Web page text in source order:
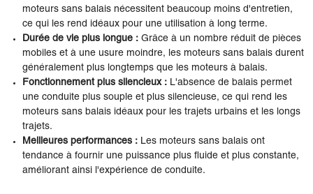
moteurs sans balais nécessitent beaucoup moins d'entretien,
ce qui les rend idéaux pour une utilisation à long terme.
Durée de vie plus longue : Grâce à un nombre réduit de pièces
mobiles et à une usure moindre, les moteurs sans balais durent
généralement plus longtemps que les moteurs à balais.
Fonctionnement plus silencieux : L'absence de balais permet
une conduite plus souple et plus silencieuse, ce qui rend les
moteurs sans balais idéaux pour les trajets urbains et les longs
trajets.
Meilleures performances : Les moteurs sans balais ont
tendance à fournir une puissance plus fluide et plus constante,
améliorant ainsi l'expérience de conduite.